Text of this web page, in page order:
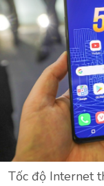
Tốc độ Internet